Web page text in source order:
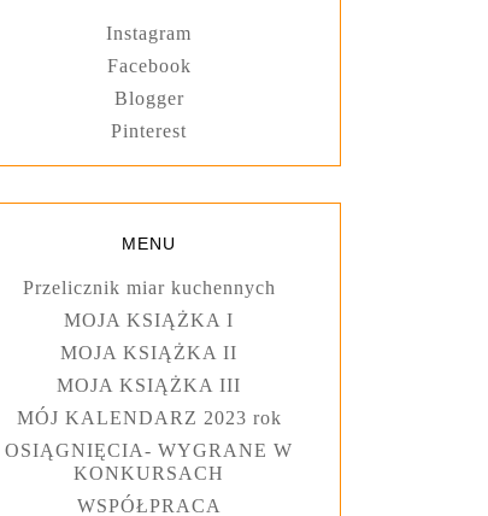
Instagram
Facebook
Blogger
Pinterest
MENU
Przelicznik miar kuchennych
MOJA KSIĄŻKA I
MOJA KSIĄŻKA II
MOJA KSIĄŻKA III
MÓJ KALENDARZ 2023 rok
OSIĄGNIĘCIA- WYGRANE W
KONKURSACH
WSPÓŁPRACA